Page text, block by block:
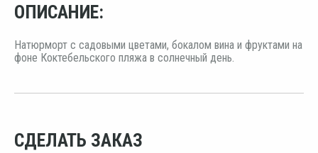
ОПИСАНИЕ:
Натюрморт с садовыми цветами, бокалом вина и фруктами на
фоне Коктебельского пляжа в солнечный день.
СДЕЛАТЬ ЗАКАЗ